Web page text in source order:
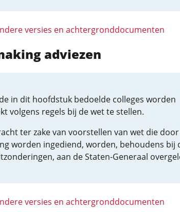
versies en achtergronddocumenten
adviezen
in dit hoofdstuk bedoelde colleges worden
volgens regels bij de wet te stellen.
ter zake van voorstellen van wet die
worden ingediend, worden, behoudens bij
aan de Staten-Generaal
versies en achtergronddocumenten